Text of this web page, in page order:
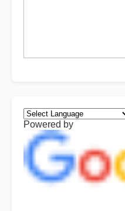
Powered by